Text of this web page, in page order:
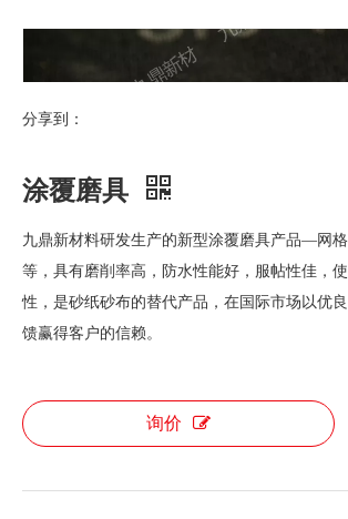
分享到：
涂覆磨具
九鼎新材料研发生产的新型涂覆磨具产品—网
等，具有磨削率高，防水性能好，服帖性佳，
性，是砂纸砂布的替代产品，在国际市场以优
馈赢得客户的信赖。
询价